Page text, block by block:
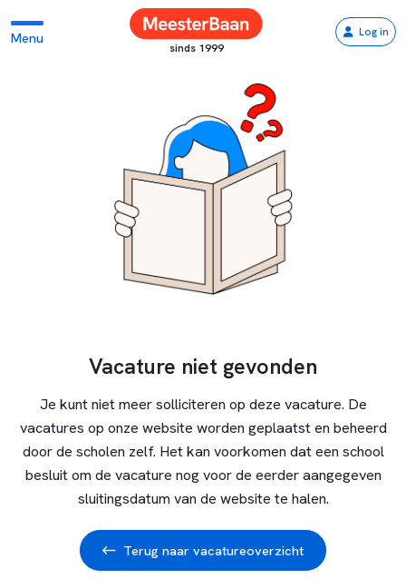
Menu
sinds 1999
Log in
Vacature niet gevonden
Je kunt niet meer solliciteren op deze vacature. De
vacatures op onze website worden geplaatst en beheerd
door de scholen zelf. Het kan voorkomen dat een school
besluit om de vacature nog voor de eerder aangegeven
sluitingsdatum van de website te halen.
Terug naar vacatureoverzicht